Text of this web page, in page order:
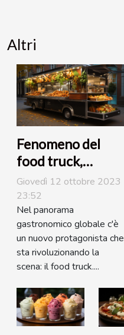
Altri
Fenomeno del
food truck,
rivoluzione
gastronomica
Giovedì 12 ottobre 2023
23:52
Nel panorama
gastronomico globale c'è
un nuovo protagonista che
sta rivoluzionando la
scena: il food truck....